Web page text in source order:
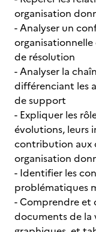
organisation
- Analyser un
de résolution
- Analyser la
différenciant les
de support
- Expliquer les
évolutions, leurs
contribution aux
organisation
- Identifier les
problématiques
- Comprendre et
documents de la